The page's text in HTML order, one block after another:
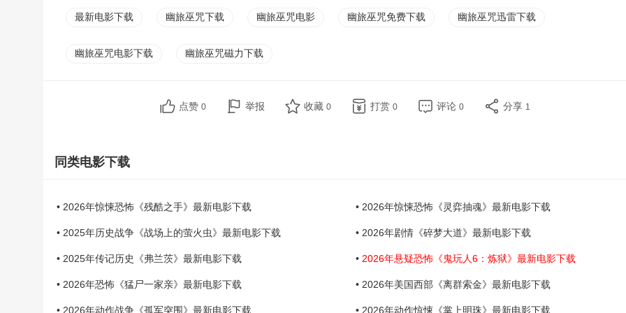
最新电影下载 幽旅巫咒下载 幽旅巫咒电影 幽旅巫咒免费下载 幽旅巫咒迅雷下载
幽旅巫咒电影下载 幽旅巫咒磁力下载
点赞 0 举报 收藏 0 打赏 0 评论 0 分享 1
同类电影下载
• 2026年惊悚恐怖《残酷之手》最新电影下载 • 2026年惊悚恐怖《灵弈抽魂》最新电影下载
• 2025年历史战争《战场上的萤火虫》最新电影下载 • 2026年剧情《碎梦大道》最新电影下载
• 2025年传记历史《弗兰茨》最新电影下载 • 2026年悬疑恐怖《鬼玩人6：炼狱》最新电影下载
• 2026年恐怖《猛尸一家亲》最新电影下载 • 2026年美国西部《离群索金》最新电影下载
• 2026年动作战争《孤军突围》最新电影下载 • 2026年动作惊悚《掌上明珠》最新电影下载